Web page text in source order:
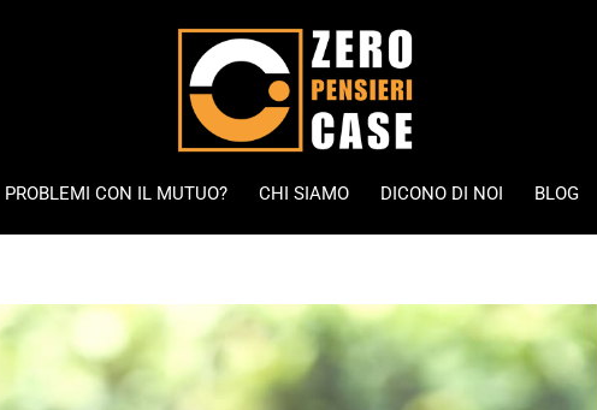
PROBLEMI CON IL MUTUO? CHI SIAMO DICONO DI NOI BLOG